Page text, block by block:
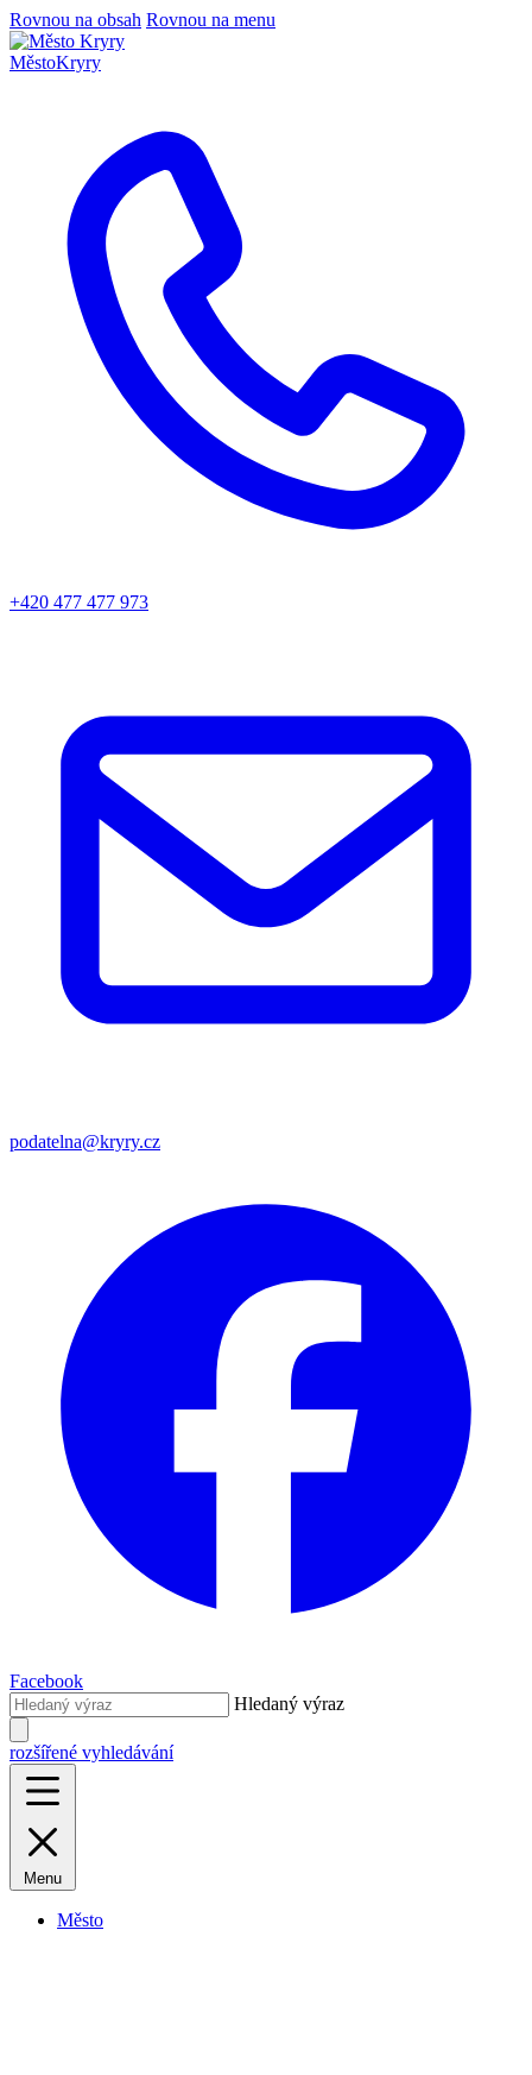
Rovnou na obsah Rovnou na menu
MěstoKryry
+420 477 477 973
podatelna@kryry.cz
Facebook
Hledaný výraz
rozšířené vyhledávání
Menu
Město